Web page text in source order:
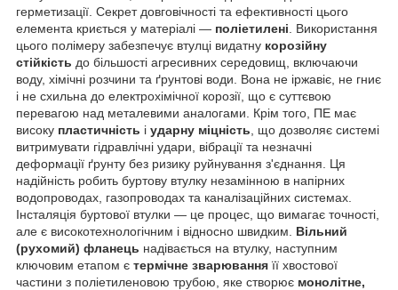
герметизації. Секрет довговічності та ефективності цього
елемента криється у матеріалі — поліетилені . Використання
цього полімеру забезпечує втулці видатну корозійну
стійкість до більшості агресивних середовищ, включаючи
воду, хімічні розчини та ґрунтові води. Вона не іржавіє, не гниє
і не схильна до електрохімічної корозії, що є суттєвою
перевагою над металевими аналогами. Крім того, ПЕ має
високу пластичність і ударну міцність , що дозволяє системі
витримувати гідравлічні удари, вібрації та незначні
деформації ґрунту без ризику руйнування з'єднання. Ця
надійність робить буртову втулку незамінною в напірних
водопроводах, газопроводах та каналізаційних системах.
Інсталяція буртової втулки — це процес, що вимагає точності,
але є високотехнологічним і відносно швидким. Вільний
(рухомий) фланець надівається на втулку, наступним
ключовим етапом є термічне зварювання її хвостової
частини з поліетиленовою трубою, яке створює монолітне,